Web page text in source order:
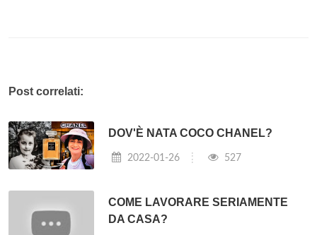
Post correlati:
DOV'È NATA COCO CHANEL?
2022-01-26 527
COME LAVORARE SERIAMENTE
DA CASA?